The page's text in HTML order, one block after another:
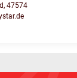
47574